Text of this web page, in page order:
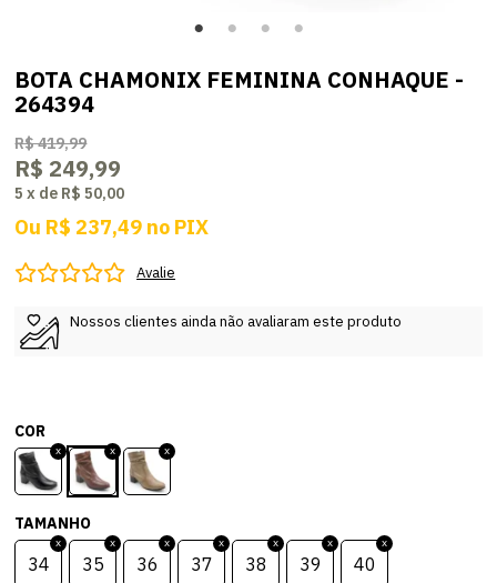
BOTA CHAMONIX FEMININA CONHAQUE -
264394
R$ 419,99
R$ 249,99
5 x de R$ 50,00
Ou R$ 237,49 no PIX
Avalie
Nossos clientes ainda não avaliaram este produto
COR
TAMANHO
34 35 36 37 38 39 40